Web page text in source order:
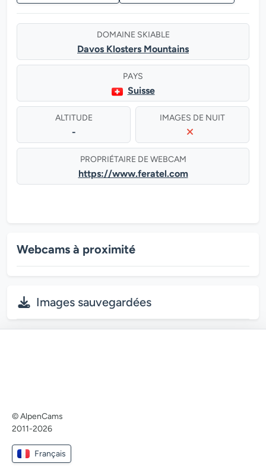
DOMAINE SKIABLE
Davos Klosters Mountains
PAYS
Suisse
ALTITUDE
-
IMAGES DE NUIT
PROPRIÉTAIRE DE WEBCAM
https://www.feratel.com
Webcams à proximité
Images sauvegardées
© AlpenCams
2011-2026
Français